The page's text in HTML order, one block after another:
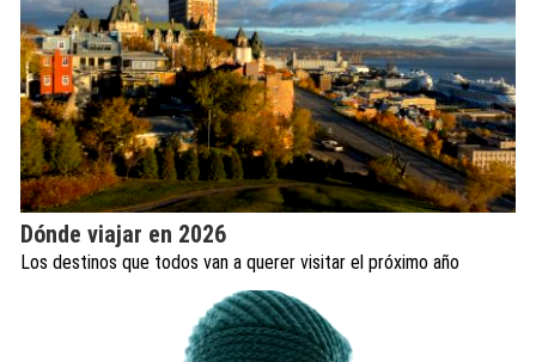
Dónde viajar en 2026
Los destinos que todos van a querer visitar el próximo año